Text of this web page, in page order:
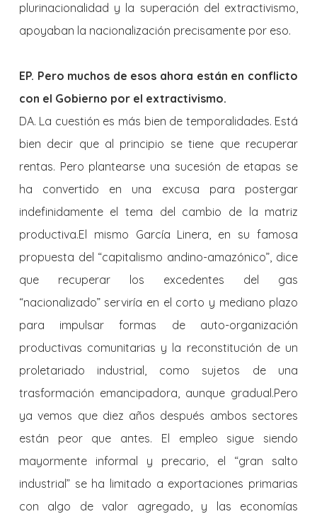
plurinacionalidad y la superación del extractivismo,
apoyaban la nacionalización precisamente por eso.
EP. Pero muchos de esos ahora están en conflicto
con el Gobierno por el extractivismo.
DA. La cuestión es más bien de temporalidades. Está
bien decir que al principio se tiene que recuperar
rentas. Pero plantearse una sucesión de etapas se
ha convertido en una excusa para postergar
indefinidamente el tema del cambio de la matriz
productiva.El mismo García Linera, en su famosa
propuesta del “capitalismo andino-amazónico”, dice
que recuperar los excedentes del gas
“nacionalizado” serviría en el corto y mediano plazo
para impulsar formas de auto-organización
productivas comunitarias y la reconstitución de un
proletariado industrial, como sujetos de una
trasformación emancipadora, aunque gradual.Pero
ya vemos que diez años después ambos sectores
están peor que antes. El empleo sigue siendo
mayormente informal y precario, el “gran salto
industrial” se ha limitado a exportaciones primarias
con algo de valor agregado, y las economías